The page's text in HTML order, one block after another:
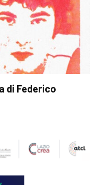
di Federico